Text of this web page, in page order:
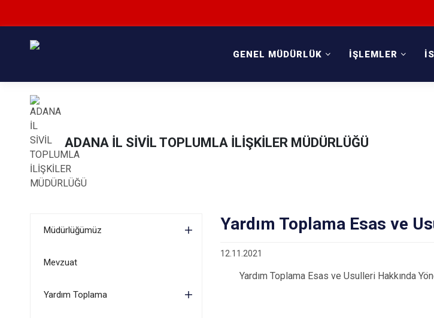
GENEL MÜDÜRLÜK İŞLEMLER
ADANA İL SİVİL TOPLUMLA İLİŞKİLER MÜDÜRLÜĞÜ
Müdürlüğümüz
Mevzuat
Yardım Toplama
Yardım Toplama Esas ve
12.11.2021
Yardım Toplama Esas ve Usulleri Hakkında